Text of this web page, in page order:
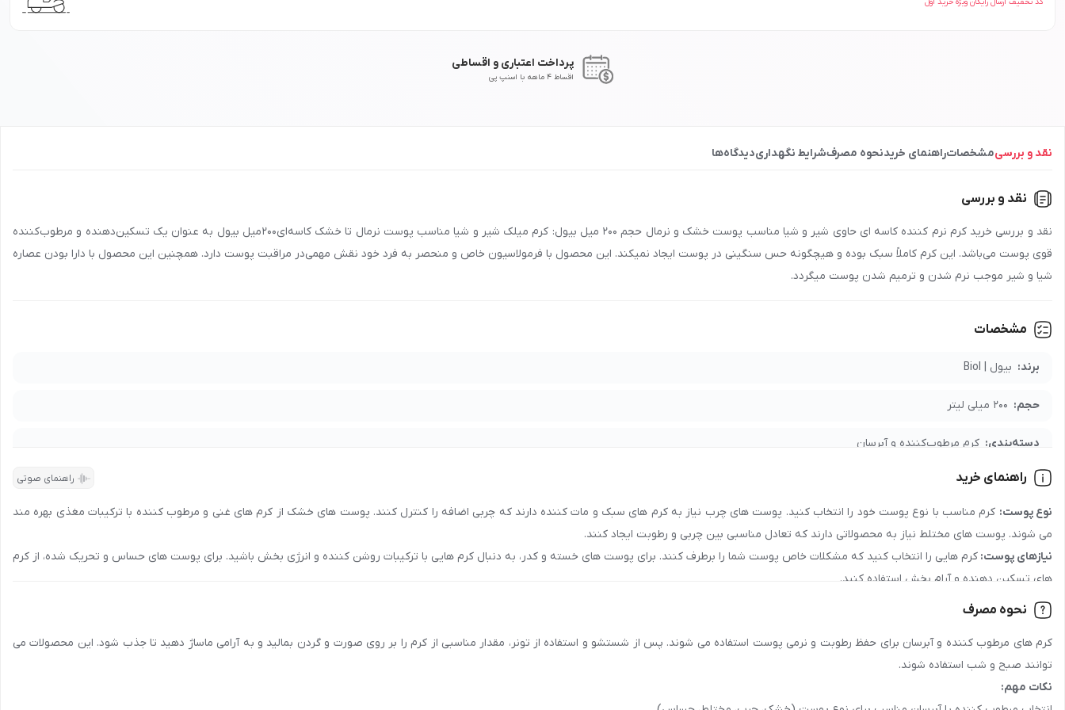
پرداخت اعتباری و اقساطی
اقساط 4 ماهه با اسنپ پی
نقد و بررسیمشخصاتراهنمای خریدنحوه مصرفشرایط نگهداریدیدگاه‌ها
نقد و بررسی
نقد و بررسی خرید کرم نرم کننده کاسه ای حاوی شیر و شیا مناسب پوست خشک و نرمال حجم 200 میل بیول: کرم میلک شیر و شیا مناسب پوست نرمال تا خشک کاسه‌ای200میل بیول به عنوان یک تسکین‌دهنده و مرطوب‌کننده
قوی پوست می‌باشد. این کرم کاملاً سبک بوده و هیچگونه حس سنگینی در پوست ایجاد نمیکند. این محصول با فرمولاسیون خاص و منحصر به فرد خود نقش مهمی‌در مراقبت پوست دارد. همچنین این محصول با دارا بودن عصاره
شیا و شیر موجب نرم شدن و ترمیم شدن پوست میگردد.
جهت دریافت نمایندگی و پخش محصول
اطلاعات لازم درباره شرایط همکاری و تأمین محصولات را دریافت کنید.
مشخصات
برند: بیول | Biol
حجم: 200 میلی لیتر
دسته‌بندی: کرم مرطوب‌کننده و آبرسان
مدت نگهداری: 36 ماه
جنسیت: عمومی
رده سنی: جوان , بزرگسال
رایحه: شیرین, ملایم
راهنمای خرید راهنمای صوتی
نوع پوست: کرم مناسب با نوع پوست خود را انتخاب کنید. پوست های چرب نیاز به کرم های سبک و مات کننده دارند که چربی اضافه را کنترل کنند. پوست های خشک از کرم های غنی و مرطوب کننده با ترکیبات مغذی بهره مند
می شوند. پوست های مختلط نیاز به محصولاتی دارند که تعادل مناسبی بین چربی و رطوبت ایجاد کنند.
نیازهای پوست: کرم هایی را انتخاب کنید که مشکلات خاص پوست شما را برطرف کنند. برای پوست های خسته و کدر، به دنبال کرم هایی با ترکیبات روشن کننده و انرژی بخش باشید. برای پوست های حساس و تحریک شده، از کرم
های تسکین دهنده و آرام بخش استفاده کنید.
مواد تشکیل دهنده:
مصنوعی اجتناب کنید.
نحوه مصرف
کرم های مرطوب کننده و آبرسان برای حفظ رطوبت و نرمی پوست استفاده می شوند. پس از شستشو و استفاده از تونر، مقدار مناسبی از کرم را بر روی صورت و گردن بمالید و به آرامی ماساژ دهید تا جذب شود. این محصولات می
توانند صبح و شب استفاده شوند.
نکات مهم: